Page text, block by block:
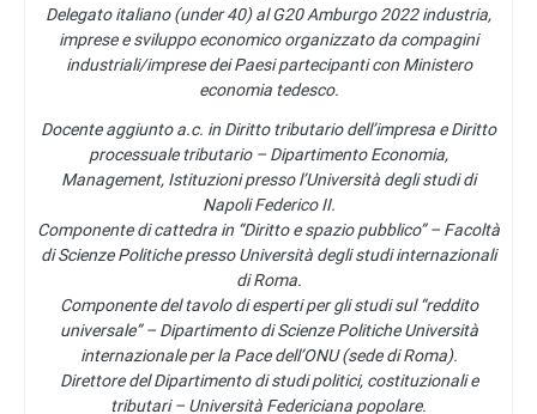
Delegato italiano (under 40) al G20 Amburgo 2022 industria,
imprese e sviluppo economico organizzato da compagini
industriali/imprese dei Paesi partecipanti con Ministero
economia tedesco.
Docente aggiunto a.c. in Diritto tributario dell’impresa e Diritto
processuale tributario – Dipartimento Economia,
Management, Istituzioni presso l’Università degli studi di
Napoli Federico II.
Componente di cattedra in “Diritto e spazio pubblico” – Facoltà
di Scienze Politiche presso Università degli studi internazionali
di Roma.
Componente del tavolo di esperti per gli studi sul “reddito
universale” – Dipartimento di Scienze Politiche Università
internazionale per la Pace dell’ONU (sede di Roma).
Direttore del Dipartimento di studi politici, costituzionali e
tributari – Università Federiciana popolare.